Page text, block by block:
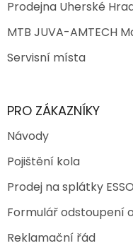
Prodejna Uherské
MTB JUVA-AMTECH
Servisní místa
PRO ZÁKAZNÍKY
Návody
Pojištění kola
Prodej na splátky
Formulář odstoupení
Reklamační řád